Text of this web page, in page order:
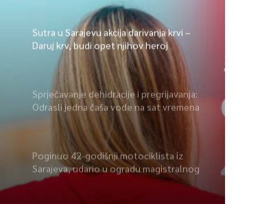
Sutra u Sarajevu akcija darivanja krvi –
Daruj krv, budi opet njihov heroj
Sprječavanje dehidracije i pregrijavanja:
Odrasli jedna čaša vode na sat vremena
Poginuo 42-godišnji motociklista iz
Sarajeva, udario u ogradu magistralnog
puta